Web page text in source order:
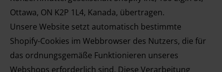
Ottawa, ON K2P 1L4, Kanada, übertragen.
Unsere Website setzt automatisch bestimmte
Shopify-Cookies im Webbrowser des Nutzers, die für
das ordnungsgemäße Funktionieren unseres
Webshops erforderlich sind. Diese Verarbeitung